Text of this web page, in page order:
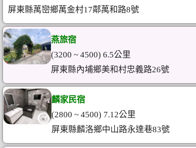
屏東縣萬巒鄉萬金村17鄰萬和路8號
燕旅宿
(3200 ~ 4500) 6.5公里
屏東縣內埔鄉美和村忠義路26號
麟家民宿
(2800 ~ 4500) 7.12公里
屏東縣麟洛鄉中山路永達巷83號